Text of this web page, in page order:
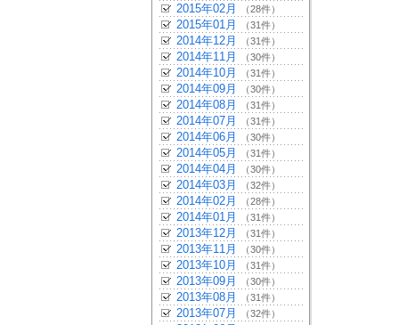
2015年02月 （28件）
2015年01月 （31件）
2014年12月 （31件）
2014年11月 （30件）
2014年10月 （31件）
2014年09月 （30件）
2014年08月 （31件）
2014年07月 （31件）
2014年06月 （30件）
2014年05月 （31件）
2014年04月 （30件）
2014年03月 （32件）
2014年02月 （28件）
2014年01月 （31件）
2013年12月 （31件）
2013年11月 （30件）
2013年10月 （31件）
2013年09月 （30件）
2013年08月 （31件）
2013年07月 （32件）